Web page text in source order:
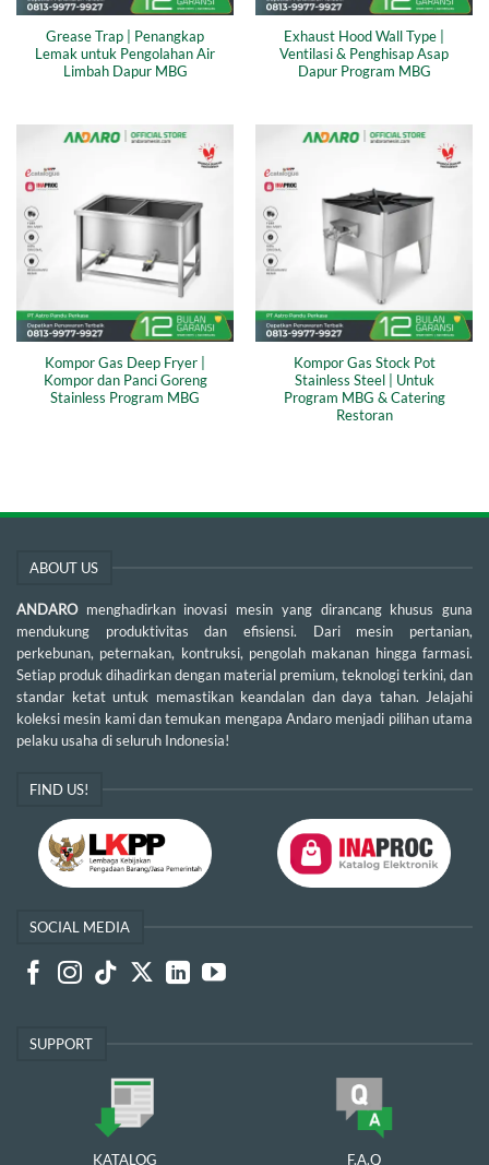
Grease Trap | Penangkap
Lemak untuk Pengolahan Air
Limbah Dapur MBG
Exhaust Hood Wall Type |
Ventilasi & Penghisap Asap
Dapur Program MBG
Kompor Gas Deep Fryer |
Kompor dan Panci Goreng
Stainless Program MBG
Kompor Gas Stock Pot
Stainless Steel | Untuk
Program MBG & Catering
Restoran
ABOUT US
ANDARO menghadirkan inovasi mesin yang dirancang khusus guna
mendukung produktivitas dan efisiensi. Dari mesin pertanian,
perkebunan, peternakan, kontruksi, pengolah makanan hingga farmasi.
Setiap produk dihadirkan dengan material premium, teknologi terkini, dan
standar ketat untuk memastikan keandalan dan daya tahan. Jelajahi
koleksi mesin kami dan temukan mengapa Andaro menjadi pilihan utama
pelaku usaha di seluruh Indonesia!
FIND US!
SOCIAL MEDIA
SUPPORT
KATALOG F.A.Q